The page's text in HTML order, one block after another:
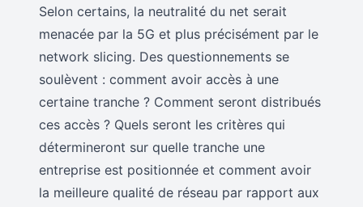
Selon certains, la neutralité du net serait
menacée par la 5G et plus précisément par le
network slicing. Des questionnements se
soulèvent : comment avoir accès à une
certaine tranche ? Comment seront distribués
ces accès ? Quels seront les critères qui
détermineront sur quelle tranche une
entreprise est positionnée et comment avoir
la meilleure qualité de réseau par rapport aux